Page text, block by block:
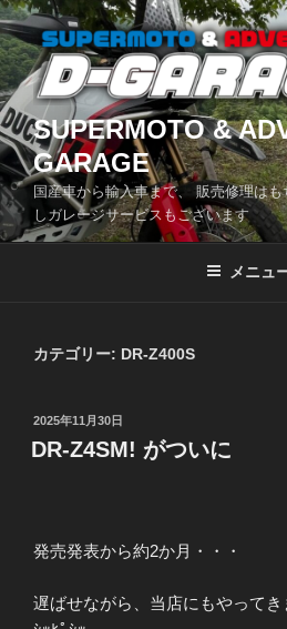
コ
ン
テ
ン
ツ
へ
ス
キ
ッ
SUPERMOTO &
GARAGE
国産車から輸入車まで、 販売修理は
しガレージサービスもございます
メニュ
カテゴリー: DR-Z400S
投
稿
日:
2025年11月30日
DR-Z4SM! がついに
発売発表から約2か月・・・
遅ばせながら、当店にもやってき